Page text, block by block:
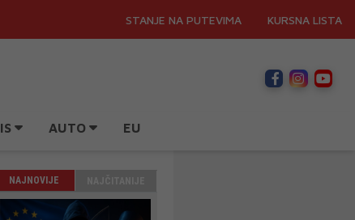
STANJE NA PUTEVIMA KURSNA LISTA
AUTO EU
NAJNOVIJE